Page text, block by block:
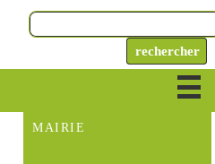
MAIRIE